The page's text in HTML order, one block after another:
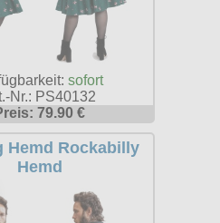
sofort
Nr.: PS40132
79.90 €
Hemd Rockabilly
Hemd